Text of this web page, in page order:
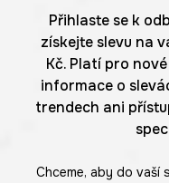
Přihlaste se k
získejte slevu na
Kč. Platí pro
informace o
trendech ani
Chceme, aby do vaší